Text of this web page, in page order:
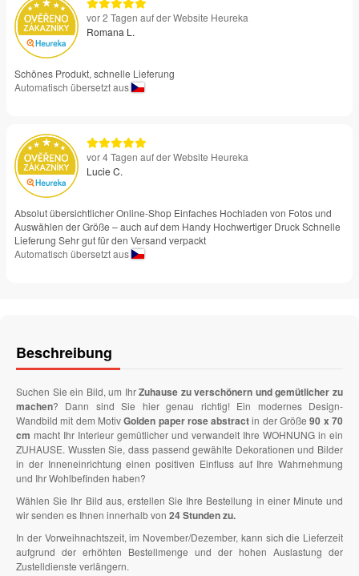
vor 2 Tagen auf der Website Heureka
Romana L.
Schönes Produkt, schnelle Lieferung
Automatisch übersetzt aus
vor 4 Tagen auf der Website Heureka
Lucie C.
Absolut übersichtlicher Online-Shop Einfaches Hochladen von Fotos und
Auswählen der Größe – auch auf dem Handy Hochwertiger Druck Schnelle
Lieferung Sehr gut für den Versand verpackt
Automatisch übersetzt aus
Beschreibung
Suchen Sie ein Bild, um IhrZuhause zu verschönern und gemütlicher zu
machen? Dann sind Sie hier genau richtig! Ein modernes Design-
Wandbild mit dem MotivGolden paper rose abstractin der Größe90 x 70
cm macht Ihr Interieur gemütlicher und verwandelt Ihre WOHNUNG in ein
ZUHAUSE. Wussten Sie, dass passend gewählte Dekorationen und Bilder
in der Inneneinrichtung einen positiven Einfluss auf Ihre Wahrnehmung
und Ihr Wohlbefinden haben?
Wählen Sie Ihr Bild aus, erstellen Sie Ihre Bestellung in einer Minute und
wir senden es Ihnen innerhalb von 24 Stunden zu.
In der Vorweihnachtszeit, im November/Dezember, kann sich die Lieferzeit
aufgrund der erhöhten Bestellmenge und der hohen Auslastung der
Zustelldienste verlängern.